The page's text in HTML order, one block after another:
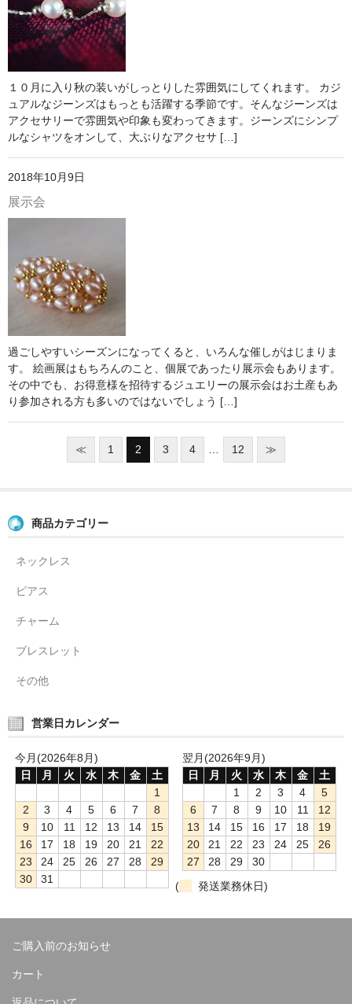
１０月に入り秋の装いがしっとりした雰囲気にしてくれます。 カジ
ュアルなジーンズはもっとも活躍する季節です。そんなジーンズは
アクセサリーで雰囲気や印象も変わってきます。ジーンズにシンプ
ルなシャツをオンして、大ぶりなアクセサ […]
2018年10月9日
展示会
過ごしやすいシーズンになってくると、いろんな催しがはじまりま
す。 絵画展はもちろんのこと、個展であったり展示会もあります。
その中でも、お得意様を招待するジュエリーの展示会はお土産もあ
り参加される方も多いのではないでしょう […]
≪ 1 2 3 4 12 ≫
商品カテゴリー
ネックレス
ピアス
チャーム
ブレスレット
その他
営業日カレンダー
今月(2026年8月)
日
月 火 水 木 金
土
1
2
3 4 5 6 7
8
9
10 11 12 13 14
15
16
17 18 19 20 21
22
23
24 25 26 27 28
29
30
31
翌月(2026年9月)
日
月 火 水 木 金
土
1
2 3 4
5
6
7 8 9 10 11
12
13
14 15 16 17 18
19
20
21 22 23 24 25
26
27
28 29
30
(
発送業務休日)
ご購入前のお知らせ
カート